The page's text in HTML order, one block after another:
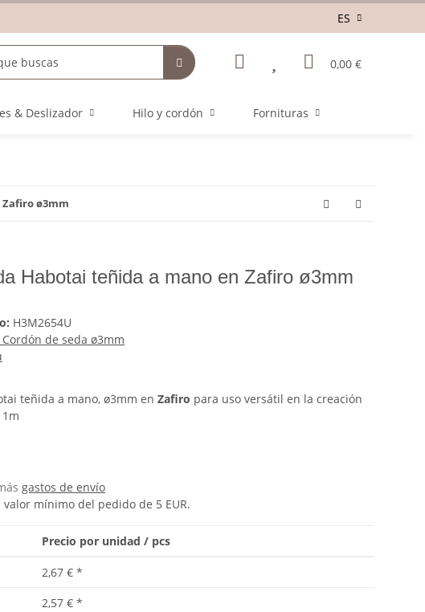
ES
0,00 €
& Deslizador Hilo y cordón Fornituras
ø3mm
Habotai teñida a mano en Zafiro ø3mm
H3M2654U
de seda ø3mm
teñida a mano, ø3mm en Zafiro para uso versátil en la creación
gastos de envío
mínimo del pedido de 5 EUR.
Precio por unidad / pcs
2,67 € *
2,57 € *